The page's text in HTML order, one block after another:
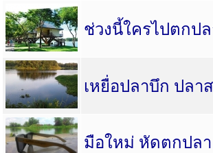
ช่วงนี้ใครไปตกป
เหยื่อปลาบึก ปลา
มือใหม่ หัดตกปล